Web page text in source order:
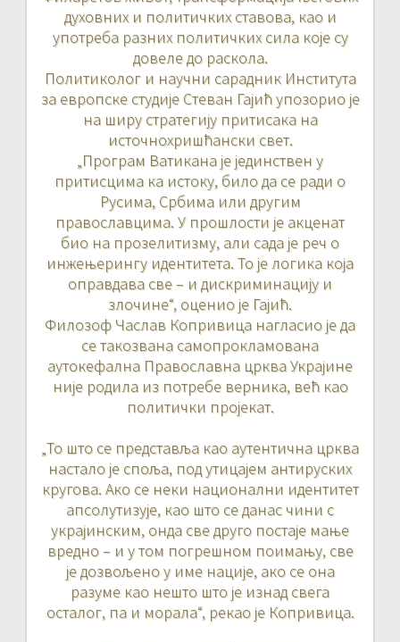
духовних и политичких ставова, као и
употреба разних политичких сила које су
довеле до раскола.
Политиколог и научни сарадник Института
за европске студије Стеван Гајић упозорио је
на ширу стратегију притисака на
источнохришћански свет.
„Програм Ватикана је јединствен у
притисцима ка истоку, било да се ради о
Русима, Србима или другим
православцима. У прошлости је акценат
био на прозелитизму, али сада је реч о
инжењерингу идентитета. То је логика која
оправдава све – и дискриминацију и
злочине“, оценио је Гајић.
Филозоф Часлав Копривица нагласио је да
се такозвана самопрокламована
аутокефална Православна црква Украјине
није родила из потребе верника, већ као
политички пројекат.
„То што се представља као аутентична црква
настало је споља, под утицајем антируских
кругова. Ако се неки национални идентитет
апсолутизује, као што се данас чини с
украјинским, онда све друго постаје мање
вредно – и у том погрешном поимању, све
је дозвољено у име нације, ако се она
разуме као нешто што је изнад свега
осталог, па и морала“, рекао је Копривица.